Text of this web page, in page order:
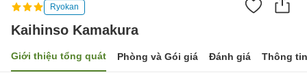
Ryokan
Kaihinso Kamakura
Giới thiệu tổng quát Phòng và Gói giá Đánh giá Thông